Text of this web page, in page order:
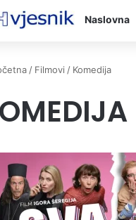
Naslovna
/ Filmovi / Komedija